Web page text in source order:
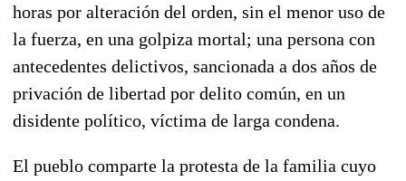
horas por alteración del orden, sin el menor uso de
la fuerza, en una golpiza mortal; una persona con
antecedentes delictivos, sancionada a dos años de
privación de libertad por delito común, en un
disidente político, víctima de larga condena.
El pueblo comparte la protesta de la familia cuyo